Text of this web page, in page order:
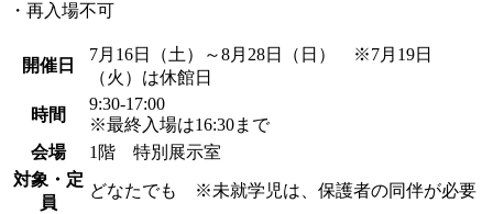
・再入場不可
開催日
7月16日（土）～8月28日（日） ※7月19日
（火）は休館日
時間
9:30-17:00
※最終入場は16:30まで
会場
1階 特別展示室
対象・定
員
どなたでも ※未就学児は、保護者の同伴が必要